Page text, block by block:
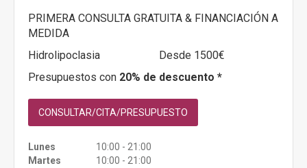
PRIMERA CONSULTA GRATUITA & FINANCIACIÓN A
MEDIDA
Hidrolipoclasia
Desde 1500€
Presupuestos con 20% de descuento *
CONSULTAR/CITA/PRESUPUESTO
Lunes
10:00 - 21:00
Martes
10:00 - 21:00